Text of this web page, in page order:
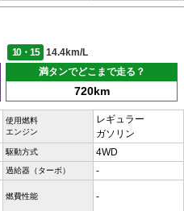
10・15
14.4km/L
満タンでどこまで走る？
720km
使用燃料
エンジン
レギュラー
ガソリン
駆動方式 4WD
過給器（ターボ） -
燃費性能 -